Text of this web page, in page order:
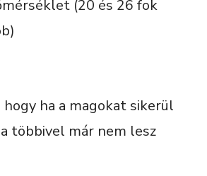
(20 és 26 fok
ha a magokat sikerül
többivel már nem lesz